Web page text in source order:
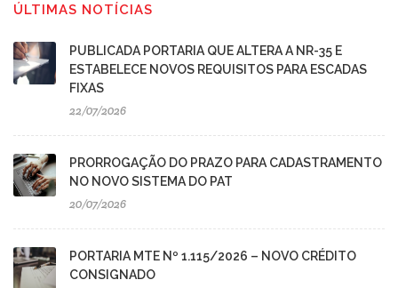
ÚLTIMAS NOTÍCIAS
PUBLICADA PORTARIA QUE ALTERA A NR-35 E
ESTABELECE NOVOS REQUISITOS PARA ESCADAS
FIXAS
22/07/2026
PRORROGAÇÃO DO PRAZO PARA CADASTRAMENTO
NO NOVO SISTEMA DO PAT
20/07/2026
PORTARIA MTE Nº 1.115/2026 – NOVO CRÉDITO
CONSIGNADO